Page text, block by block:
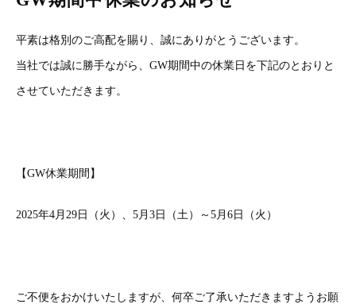
平素は格別のご高配を賜り、誠にありがとうございます。
当社では誠に勝手ながら、GW期間中の休業日を下記のとおりと
させていただきます。
【GW休業期間】
2025年4月29日（火）、5月3日（土）～5月6日（火）
ご不便をおかけいたしますが、何卒ご了承いただきますようお願